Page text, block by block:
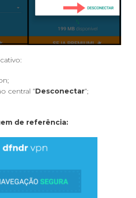
central “Desconectar“;
de referência: